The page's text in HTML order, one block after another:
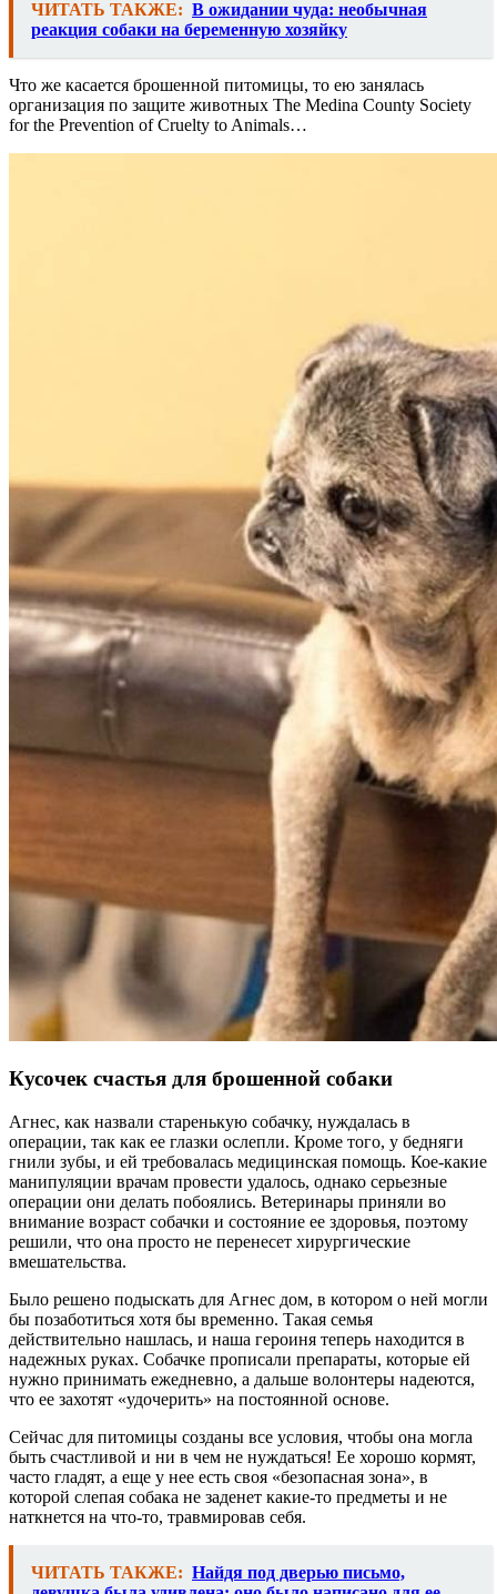
ЧИТАТЬ ТАКЖЕ: В ожидании чуда: необычная
реакция собаки на беременную хозяйку
Что же касается брошенной питомицы, то ею занялась
организация по защите животных The Medina County Society
for the Prevention of Cruelty to Animals…
Кусочек счастья для брошенной собаки
Агнес, как назвали старенькую собачку, нуждалась в
операции, так как ее глазки ослепли. Кроме того, у бедняги
гнили зубы, и ей требовалась медицинская помощь. Кое-какие
манипуляции врачам провести удалось, однако серьезные
операции они делать побоялись. Ветеринары приняли во
внимание возраст собачки и состояние ее здоровья, поэтому
решили, что она просто не перенесет хирургические
вмешательства.
Было решено подыскать для Агнес дом, в котором о ней могли
бы позаботиться хотя бы временно. Такая семья
действительно нашлась, и наша героиня теперь находится в
надежных руках. Собачке прописали препараты, которые ей
нужно принимать ежедневно, а дальше волонтеры надеются,
что ее захотят «удочерить» на постоянной основе.
Сейчас для питомицы созданы все условия, чтобы она могла
быть счастливой и ни в чем не нуждаться! Ее хорошо кормят,
часто гладят, а еще у нее есть своя «безопасная зона», в
которой слепая собака не заденет какие-то предметы и не
наткнется на что-то, травмировав себя.
ЧИТАТЬ ТАКЖЕ: Найдя под дверью письмо,